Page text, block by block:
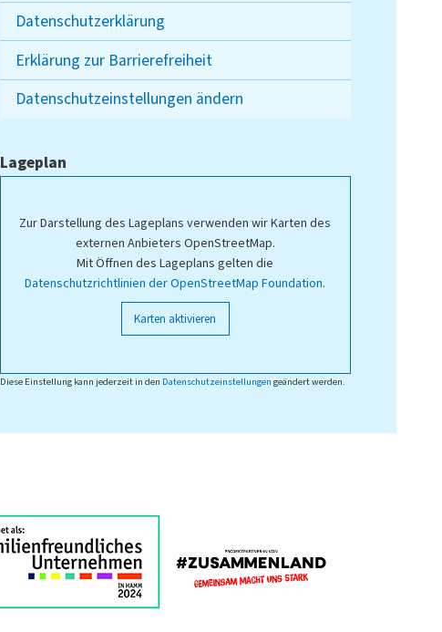
Datenschutzerklärung
Erklärung zur Barrierefreiheit
Datenschutzeinstellungen ändern
Lageplan
Zur Darstellung des Lageplans verwenden wir Karten des
externen Anbieters OpenStreetMap.
Mit Öffnen des Lageplans gelten die
Datenschutzrichtlinien der OpenStreetMap Foundation.
Karten aktivieren
Diese Einstellung kann jederzeit in den Datenschutzeinstellungen geändert werden.